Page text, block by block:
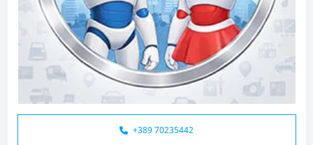
+389 70235442